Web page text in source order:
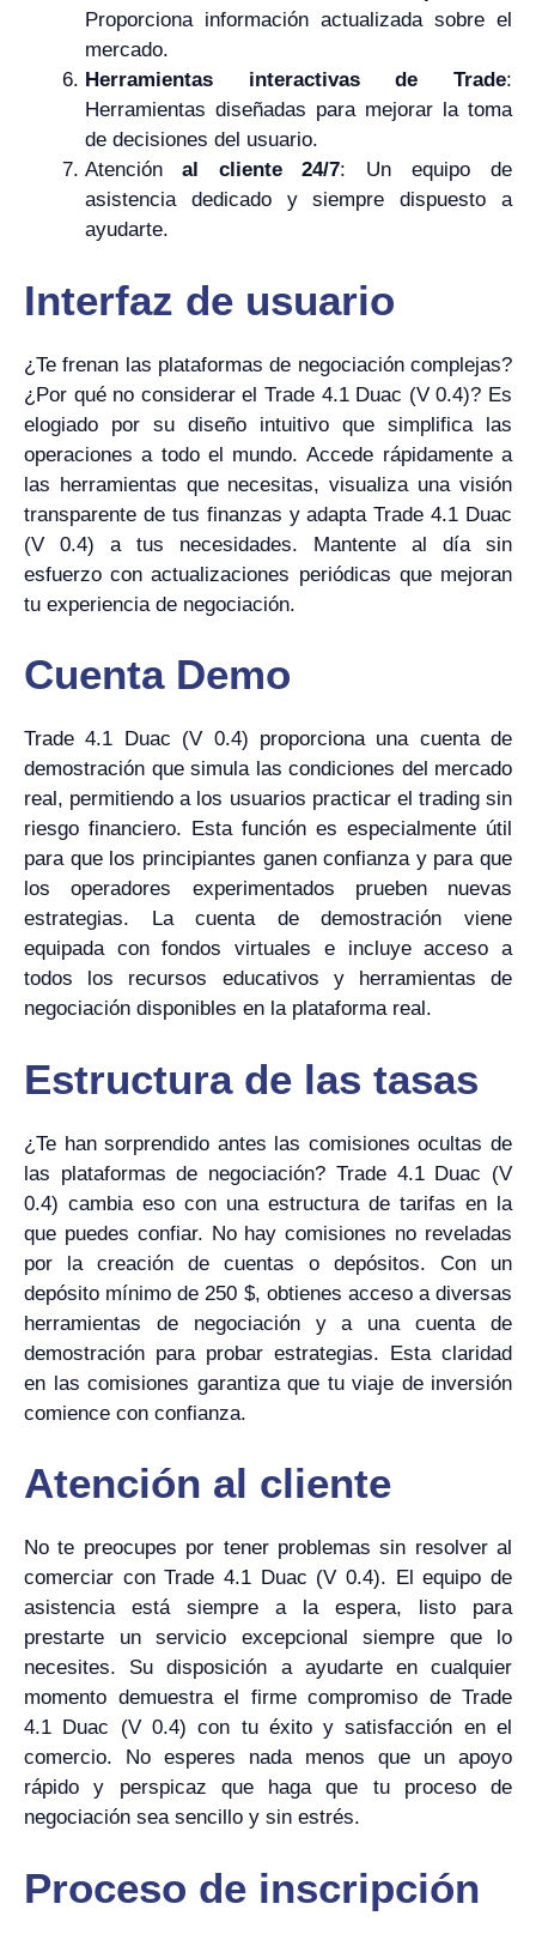
Proporciona información actualizada sobre el
mercado.
Herramientas interactivas de Trade:
Herramientas diseñadas para mejorar la toma
de decisiones del usuario.
Atención al cliente 24/7: Un equipo de
asistencia dedicado y siempre dispuesto a
ayudarte.
Interfaz de usuario
¿Te frenan las plataformas de negociación complejas?
¿Por qué no considerar el Trade 4.1 Duac (V 0.4)? Es
elogiado por su diseño intuitivo que simplifica las
operaciones a todo el mundo. Accede rápidamente a
las herramientas que necesitas, visualiza una visión
transparente de tus finanzas y adapta Trade 4.1 Duac
(V 0.4) a tus necesidades. Mantente al día sin
esfuerzo con actualizaciones periódicas que mejoran
tu experiencia de negociación.
Cuenta Demo
Trade 4.1 Duac (V 0.4) proporciona una cuenta de
demostración que simula las condiciones del mercado
real, permitiendo a los usuarios practicar el trading sin
riesgo financiero. Esta función es especialmente útil
para que los principiantes ganen confianza y para que
los operadores experimentados prueben nuevas
estrategias. La cuenta de demostración viene
equipada con fondos virtuales e incluye acceso a
todos los recursos educativos y herramientas de
negociación disponibles en la plataforma real.
Estructura de las tasas
¿Te han sorprendido antes las comisiones ocultas de
las plataformas de negociación? Trade 4.1 Duac (V
0.4) cambia eso con una estructura de tarifas en la
que puedes confiar. No hay comisiones no reveladas
por la creación de cuentas o depósitos. Con un
depósito mínimo de 250 $, obtienes acceso a diversas
herramientas de negociación y a una cuenta de
demostración para probar estrategias. Esta claridad
en las comisiones garantiza que tu viaje de inversión
comience con confianza.
Atención al cliente
No te preocupes por tener problemas sin resolver al
comerciar con Trade 4.1 Duac (V 0.4). El equipo de
asistencia está siempre a la espera, listo para
prestarte un servicio excepcional siempre que lo
necesites. Su disposición a ayudarte en cualquier
momento demuestra el firme compromiso de Trade
4.1 Duac (V 0.4) con tu éxito y satisfacción en el
comercio. No esperes nada menos que un apoyo
rápido y perspicaz que haga que tu proceso de
negociación sea sencillo y sin estrés.
Proceso de inscripción